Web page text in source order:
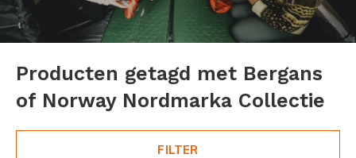
Producten getagd met Bergans
of Norway Nordmarka Collectie
FILTER